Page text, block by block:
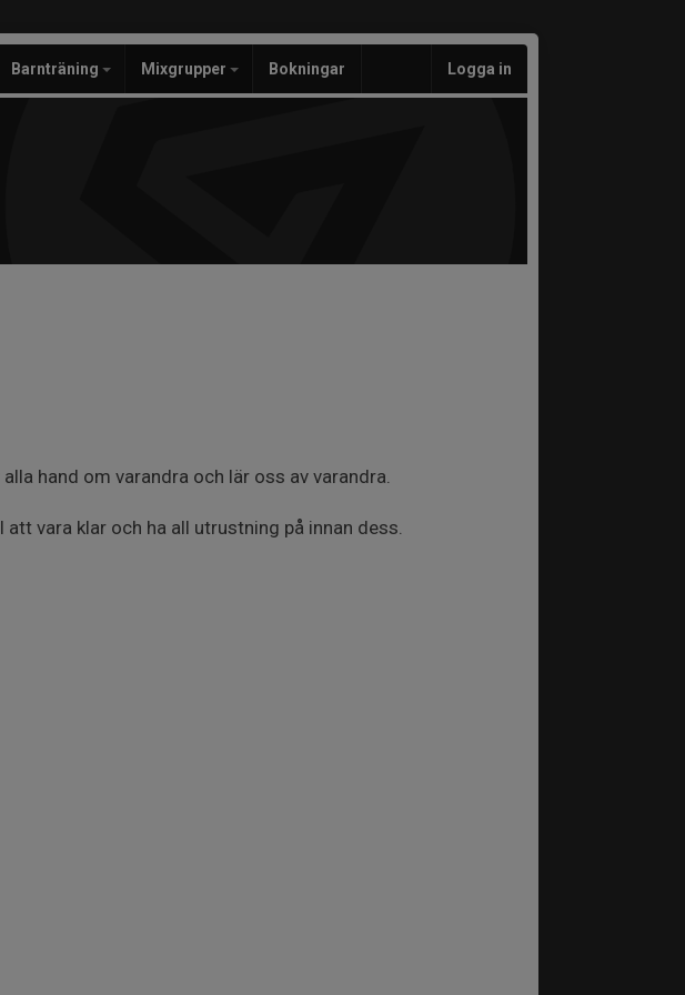
Barnträning Mixgrupper Bokningar Logga in
hand om varandra och lär oss av varandra.
vara klar och ha all utrustning på innan dess.